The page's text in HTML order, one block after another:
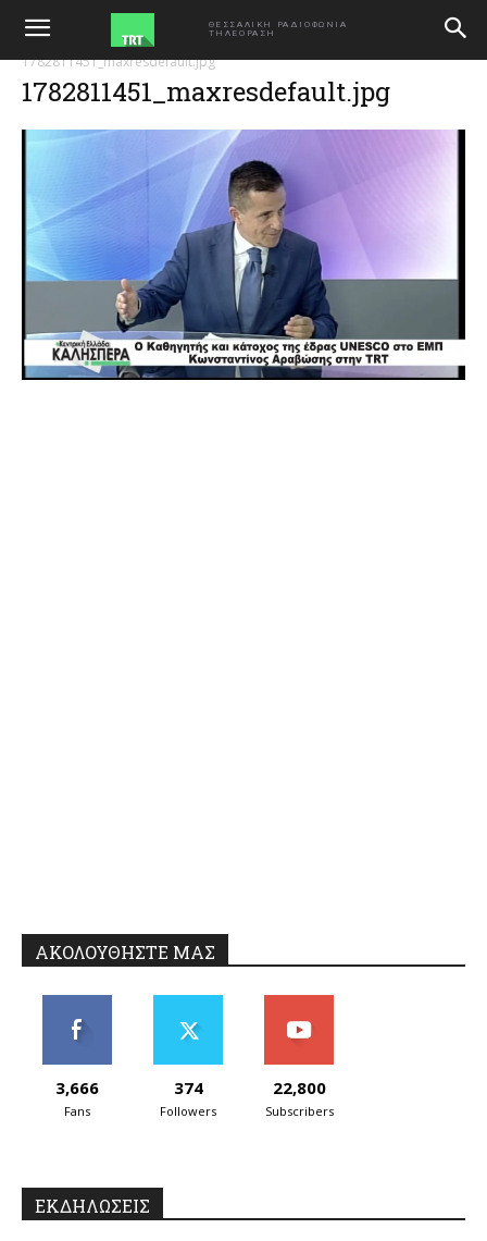
ΘΕΣΣΑΛΙΚΗ ΡΑΔΙΟΦΩΝΙΑ
ΤΗΛΕΟΡΑΣΗ
ΑΡΧΙΚΗ
Ο Καθηγητής και κάτοχος της έδρας UNESCO στο ΕΜΠ
Κωνσταντίνος Αραβώσης στην TRT 290626
1782811451_maxresdefault.jpg
1782811451_maxresdefault.jpg
ΑΚΟΛΟΥΘΗΣΤΕ ΜΑΣ
3,666
Fans
374
Followers
22,800
Subscribers
ΕΚΔΗΛΩΣΕΙΣ